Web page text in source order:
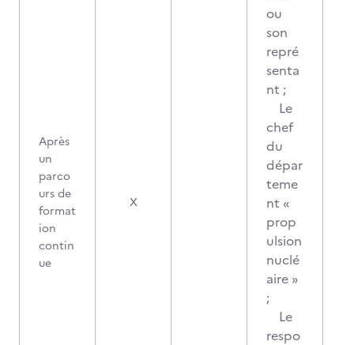
Après
un
parco
urs de
format
ion
contin
ue
X
ou
son
repré
senta
nt ;
Le
chef
du
dépar
teme
nt «
prop
ulsion
nuclé
aire »
;
Le
respo